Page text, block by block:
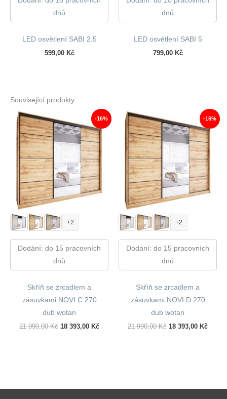
dnů
LED osvětlení SABI 2.5
599,00 Kč
dnů
LED osvětlení SABI 5
799,00 Kč
Související produkty
-16%
+2
Dodání: do 15 pracovních
dnů
Skříň se zrcadlem a
zásuvkami NOVI C 270
dub wotan
21 990,00Kč Původní
18 393,00 KčAktuální
-16%
+2
Dodání: do 15 pracovních
dnů
Skříň se zrcadlem a
zásuvkami NOVI D 270
dub wotan
21 990,00Kč Původní
18 393,00 Kč